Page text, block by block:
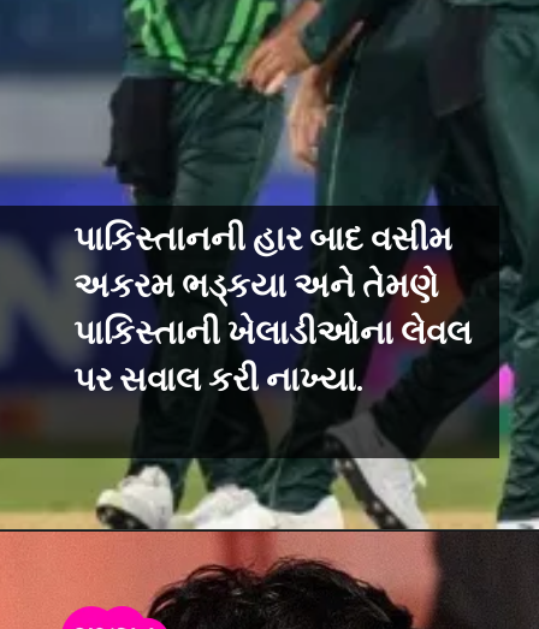
પાકિસ્તાનની હાર બાદ વસીમ
અકરમ ભડ્કયા અને તેમણે
પાકિસ્તાની ખેલાડીઓના લેવલ
પર સવાલ કરી નાખ્યા.